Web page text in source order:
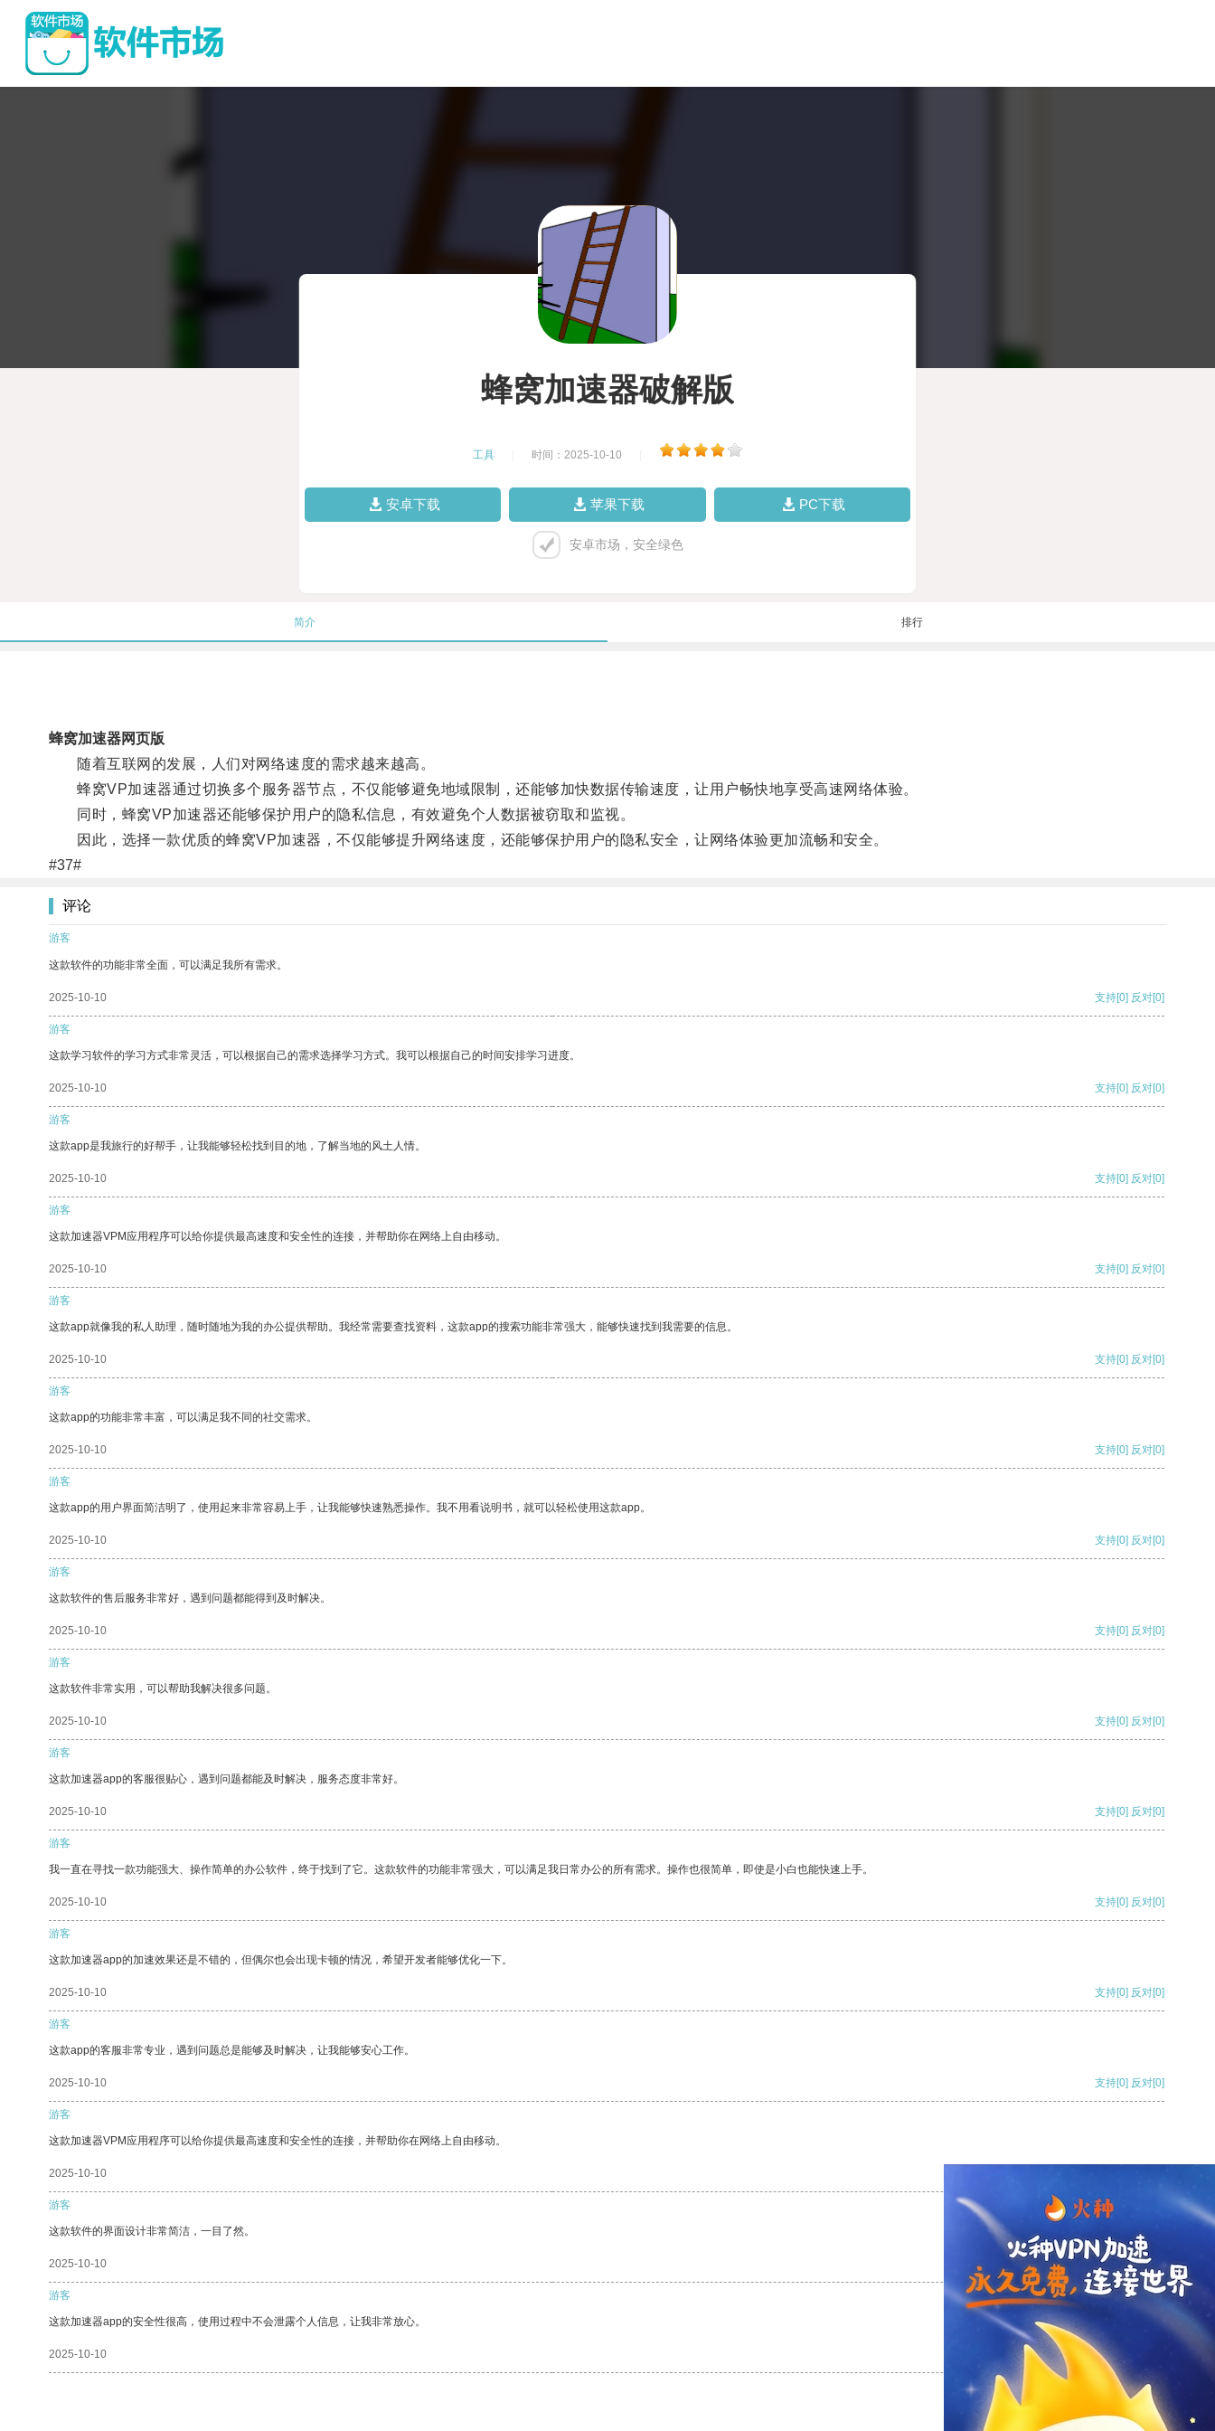
蜂窝加速器破解版
工具 时间：2025-10-10
安卓下载 苹果下载 PC下载
安卓市场，安全绿色
简介 排行
蜂窝加速器网页版
随着互联网的发展，人们对网络速度的需求越来越高。
蜂窝VP加速器通过切换多个服务器节点，不仅能够避免地域限制，还能够加快数据传输速度，让用户畅快地享受高速网络体验。
同时，蜂窝VP加速器还能够保护用户的隐私信息，有效避免个人数据被窃取和监视。
因此，选择一款优质的蜂窝VP加速器，不仅能够提升网络速度，还能够保护用户的隐私安全，让网络体验更加流畅和安全。
#37#
评论
游客
这款软件的功能非常全面，可以满足我所有需求。
2025-10-10 支持[0] 反对[0]
游客
这款学习软件的学习方式非常灵活，可以根据自己的需求选择学习方式。我可以根据自己的时间安排学习进度。
2025-10-10 支持[0] 反对[0]
游客
这款app是我旅行的好帮手，让我能够轻松找到目的地，了解当地的风土人情。
2025-10-10 支持[0] 反对[0]
游客
这款加速器VPM应用程序可以给你提供最高速度和安全性的连接，并帮助你在网络上自由移动。
2025-10-10 支持[0] 反对[0]
游客
这款app就像我的私人助理，随时随地为我的办公提供帮助。我经常需要查找资料，这款app的搜索功能非常强大，能够快速找到我需要的信息。
2025-10-10 支持[0] 反对[0]
游客
这款app的功能非常丰富，可以满足我不同的社交需求。
2025-10-10 支持[0] 反对[0]
游客
这款app的用户界面简洁明了，使用起来非常容易上手，让我能够快速熟悉操作。我不用看说明书，就可以轻松使用这款app。
2025-10-10 支持[0] 反对[0]
游客
这款软件的售后服务非常好，遇到问题都能得到及时解决。
2025-10-10 支持[0] 反对[0]
游客
这款软件非常实用，可以帮助我解决很多问题。
2025-10-10 支持[0] 反对[0]
游客
这款加速器app的客服很贴心，遇到问题都能及时解决，服务态度非常好。
2025-10-10 支持[0] 反对[0]
游客
我一直在寻找一款功能强大、操作简单的办公软件，终于找到了它。这款软件的功能非常强大，可以满足我日常办公的所有需求。操作也很简单，即使是小白也能快速上手。
2025-10-10 支持[0] 反对[0]
游客
这款加速器app的加速效果还是不错的，但偶尔也会出现卡顿的情况，希望开发者能够优化一下。
2025-10-10 支持[0] 反对[0]
游客
这款app的客服非常专业，遇到问题总是能够及时解决，让我能够安心工作。
2025-10-10 支持[0] 反对[0]
游客
这款加速器VPM应用程序可以给你提供最高速度和安全性的连接，并帮助你在网络上自由移动。
2025-10-10
游客
这款软件的界面设计非常简洁，一目了然。
2025-10-10 支持 [0] 反对 [0]
游客
这款加速器app的安全性很高，使用过程中不会泄露个人信息，让我非常放心。
2025-10-10 支持